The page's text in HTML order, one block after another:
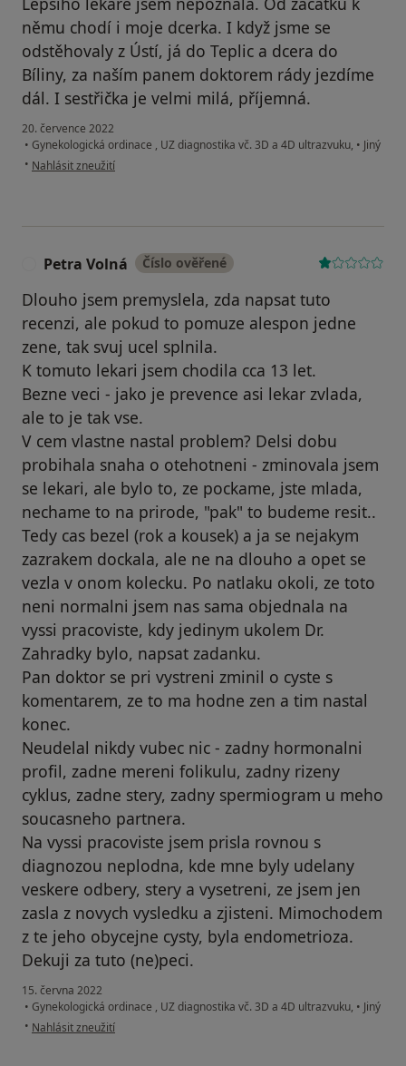
němu chodí i moje dcerka. I když jsme se
odstěhovaly z Ústí, já do Teplic a dcera do
Bíliny, za naším panem doktorem rády jezdíme
dál. I sestřička je velmi milá, příjemná.
20. července 2022
• Gynekologická ordinace , UZ diagnostika vč. 3D a 4D ultrazvuku, • Jiný
• podle názoru uživatele Lenka Nováková, Teplice
Nahlásit zneužití
Petra Volná Číslo ověřené
Dlouho jsem premyslela, zda napsat tuto
recenzi, ale pokud to pomuze alespon jedne
zene, tak svuj ucel splnila.
K tomuto lekari jsem chodila cca 13 let.
Bezne veci - jako je prevence asi lekar zvlada,
ale to je tak vse.
V cem vlastne nastal problem? Delsi dobu
probihala snaha o otehotneni - zminovala jsem
se lekari, ale bylo to, ze pockame, jste mlada,
nechame to na prirode, "pak" to budeme resit..
Tedy cas bezel (rok a kousek) a ja se nejakym
zazrakem dockala, ale ne na dlouho a opet se
vezla v onom kolecku. Po natlaku okoli, ze toto
neni normalni jsem nas sama objednala na
vyssi pracoviste, kdy jedinym ukolem Dr.
Zahradky bylo, napsat zadanku.
Pan doktor se pri vystreni zminil o cyste s
komentarem, ze to ma hodne zen a tim nastal
konec.
Neudelal nikdy vubec nic - zadny hormonalni
profil, zadne mereni folikulu, zadny rizeny
cyklus, zadne stery, zadny spermiogram u meho
soucasneho partnera.
Na vyssi pracoviste jsem prisla rovnou s
diagnozou neplodna, kde mne byly udelany
veskere odbery, stery a vysetreni, ze jsem jen
zasla z novych vysledku a zjisteni. Mimochodem
z te jeho obycejne cysty, byla endometrioza.
Dekuji za tuto (ne)peci.
15. června 2022
• Gynekologická ordinace , UZ diagnostika vč. 3D a 4D ultrazvuku, • Jiný
• podle názoru uživatele Petra Volná
Nahlásit zneužití